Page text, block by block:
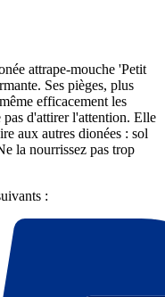
attrape-mouche 'Petit
Ses pièges, plus
efficacement les
pas d'attirer l'attention. Elle
aux autres dionées : sol
la nourrissez pas trop
: